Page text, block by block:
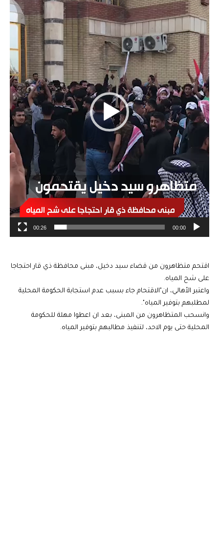
الفيديو
00:00
00:26
اقتحم متظاهرون من قضاء سيد دخيل، مبنى محافظة ذي قار احتجاجا
على شح المياه.
واعتبر الأهالي، ان"الاقتحام جاء بسبب عدم استجابة الحكومة المحلية
لمطلبهم بتوفير المياه".
وانسحب المتظاهرون من المبنى، بعد ان اعطوا مهلة للحكومة
المحلية حتى يوم الاحد، لتنفيذ مطالبهم بتوفير المياه.